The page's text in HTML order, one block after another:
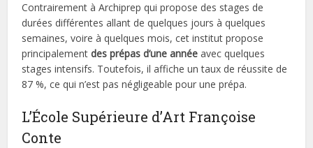
Contrairement à Archiprep qui propose des stages de
durées différentes allant de quelques jours à quelques
semaines, voire à quelques mois, cet institut propose
principalementdes prépas d’une annéeavec quelques
stages intensifs. Toutefois, il affiche un taux de réussite de
87 %, ce qui n’est pas négligeable pour une prépa.
L’École Supérieure d’Art Françoise
Conte